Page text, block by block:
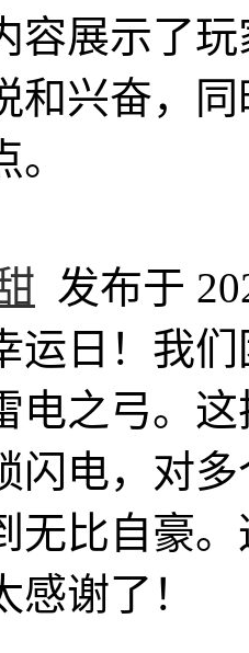
容展示了
和兴奋，
发布于
运日！我
电之弓。
闪电，对
无比自豪
谢了！